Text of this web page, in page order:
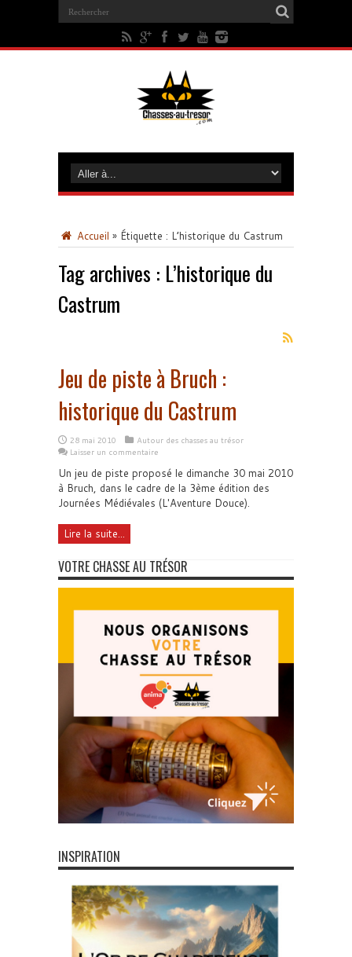
Accueil » Étiquette : L’historique du Castrum
Tag archives : L’historique du
Castrum
Jeu de piste à Bruch :
historique du Castrum
28 mai 2010
Autour des chasses au trésor
Laisser un commentaire
Un jeu de piste proposé le dimanche 30 mai 2010
à Bruch, dans le cadre de la 3ème édition des
Journées Médiévales (L'Aventure Douce).
Lire la suite...
VOTRE CHASSE AU TRÉSOR
INSPIRATION